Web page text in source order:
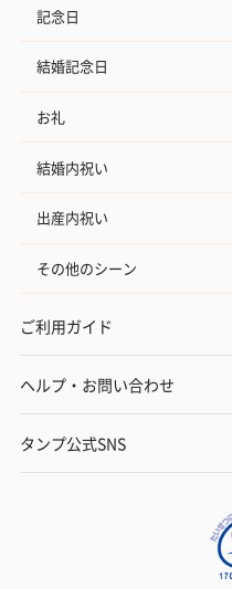
記念日
結婚記念日
お礼
結婚内祝い
出産内祝い
その他のシーン
ご利用ガイド
ヘルプ・お問い合わせ
タンプ公式SNS